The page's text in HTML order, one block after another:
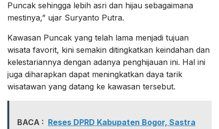
Puncak sehingga lebih asri dan hijau sebagaimana
mestinya,” ujar Suryanto Putra.
Kawasan Puncak yang telah lama menjadi tujuan
wisata favorit, kini semakin ditingkatkan keindahan dan
kelestariannya dengan adanya penghijauan ini. Hal ini
juga diharapkan dapat meningkatkan daya tarik
wisatawan yang datang ke kawasan tersebut.
BACA : Reses DPRD Kabupaten Bogor, Sastra